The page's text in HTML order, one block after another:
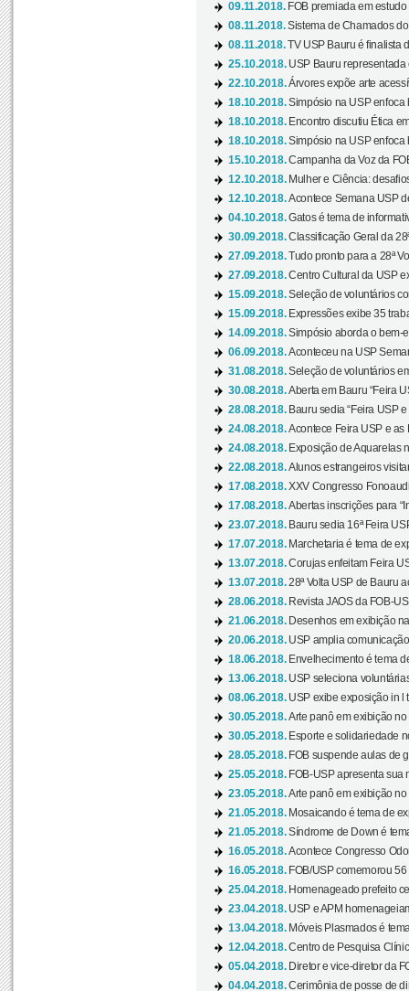
09.11.2018. FOB premiada em estudo
08.11.2018.Sistema de Chamados
08.11.2018.TV USP Bauru é finalista
25.10.2018. USP Bauru representada
22.10.2018.Árvores expõe arte
18.10.2018.Simpósio na USP enfoca
18.10.2018. Encontro discutiu Ética
18.10.2018.Simpósio na USP enfoca
15.10.2018.Campanha da Voz da
12.10.2018. Mulher e Ciência:
12.10.2018.Acontece Semana USP
04.10.2018.Gatos é tema de
30.09.2018.Classificação Geral da
27.09.2018.Tudo pronto para a 28ª
27.09.2018.Centro Cultural da USP
15.09.2018.Seleção de voluntários
15.09.2018. Expressões exibe 35
14.09.2018.Simpósio aborda o bem-
06.09.2018.Aconteceu na USP
31.08.2018.Seleção de voluntários
30.08.2018.Aberta em Bauru “Feira
28.08.2018. Bauru sedia “Feira USP
24.08.2018.Acontece Feira USP e as
24.08.2018. Exposição de Aquarelas
22.08.2018.Alunos estrangeiros
17.08.2018.XXV Congresso
17.08.2018.Abertas inscrições para
23.07.2018. Bauru sedia 16ª Feira
17.07.2018. Marchetaria é tema de
13.07.2018.Corujas enfeitam Feira
13.07.2018.28ª Volta USP de Bauru
28.06.2018. Revista JAOS da FOB-
21.06.2018. Desenhos em exibição
20.06.2018. USP amplia
18.06.2018. Envelhecimento é tema
13.06.2018. USP seleciona
08.06.2018. USP exibe exposição in l
30.05.2018.Arte panô em exibição no
30.05.2018. Esporte e solidariedade
28.05.2018. FOB suspende aulas de
25.05.2018. FOB-USP apresenta sua
23.05.2018.Arte panô em exibição no
21.05.2018. Mosaicando é tema de
21.05.2018.Síndrome de Down é
16.05.2018.Acontece Congresso
16.05.2018. FOB/USP comemorou
25.04.2018. Homenageado prefeito
23.04.2018. USP e APM
13.04.2018. Móveis Plasmados é
12.04.2018.Centro de Pesquisa
05.04.2018. Diretor e vice-diretor da
04.04.2018.Cerimônia de posse de